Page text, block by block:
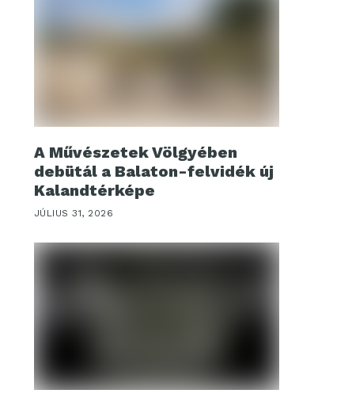
A Művészetek Völgyében
debütál a Balaton-felvidék új
Kalandtérképe
JÚLIUS 31, 2026